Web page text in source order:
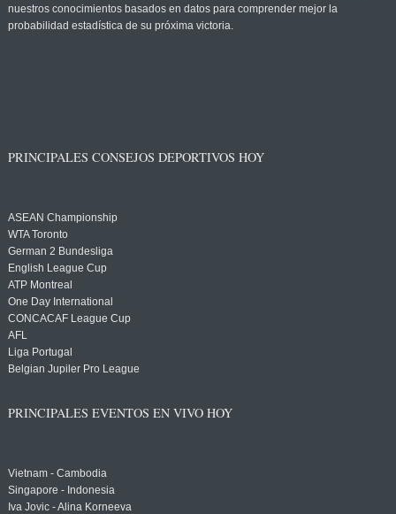
nuestros conocimientos basados en datos para comprender mejor la
probabilidad estadística de su próxima victoria.
PRINCIPALES CONSEJOS DEPORTIVOS HOY
ASEAN Championship
WTA Toronto
German 2 Bundesliga
English League Cup
ATP Montreal
One Day International
CONCACAF League Cup
AFL
Liga Portugal
Belgian Jupiler Pro League
PRINCIPALES EVENTOS EN VIVO HOY
Vietnam - Cambodia
Singapore - Indonesia
Iva Jovic - Alina Korneeva